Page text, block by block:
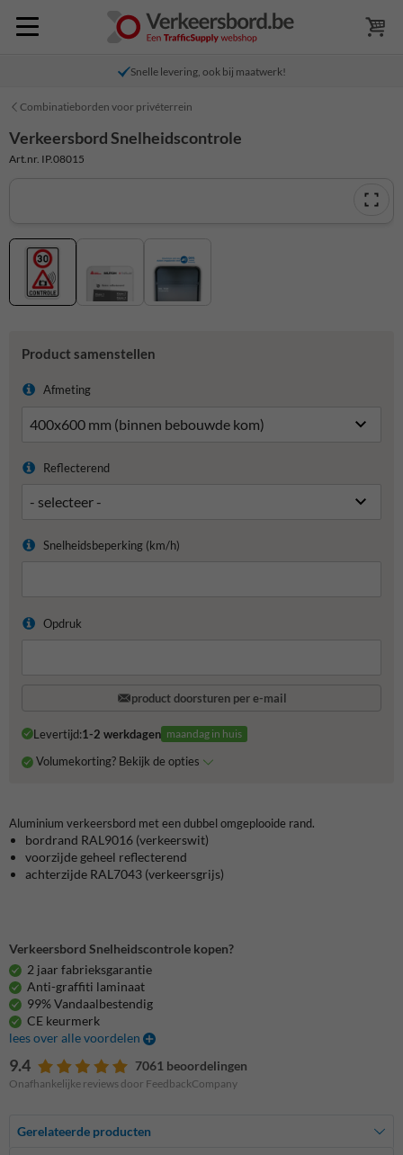
Snelle levering, ook bij maatwerk!
Combinatieborden voor privéterrein
Verkeersbord Snelheidscontrole
Art.nr. IP.08015
Product samenstellen
Afmeting
Reflecterend
Snelheidsbeperking (km/h)
Opdruk
product doorsturen per e-mail
Levertijd:1-2 werkdagen maandag in huis
Volumekorting? Bekijk de opties
Aluminium verkeersbord met een dubbel omgeplooide rand.
bordrand RAL9016 (verkeerswit)
voorzijde geheel reflecterend
achterzijde RAL7043 (verkeersgrijs)
Verkeersbord Snelheidscontrole kopen?
2 jaar fabrieksgarantie
Anti-graffiti laminaat
99% Vandaalbestendig
CE keurmerk
lees over alle voordelen
9.4 7061 beoordelingen
Onafhankelijke reviews door FeedbackCompany
Gerelateerde producten